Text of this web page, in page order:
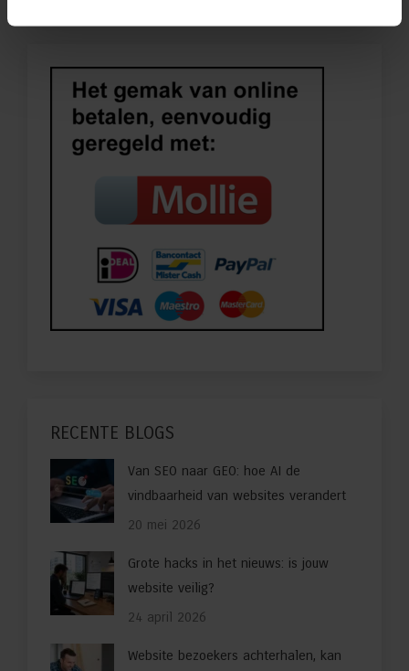
RECENTE BLOGS
Van SEO naar GEO: hoe AI de
vindbaarheid van websites verandert
20 mei 2026
Grote hacks in het nieuws: is jouw
website veilig?
24 april 2026
Website bezoekers achterhalen, kan